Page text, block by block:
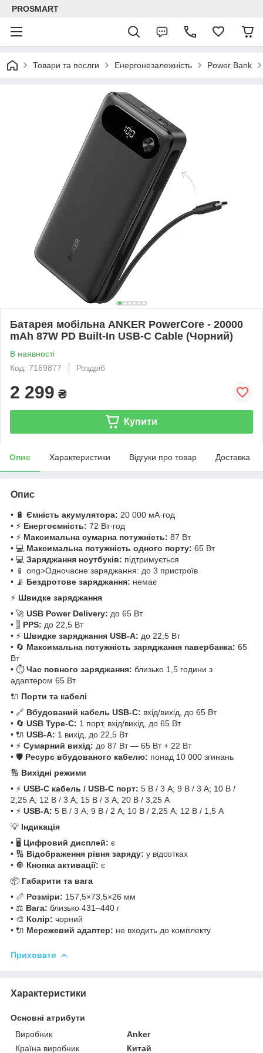
PROSMART
Товари та послги Енергонезалежність Power Bank
Батарея мобільна ANKER PowerCore - 20000
mAh 87W PD Built-In USB-C Cable (Чорний)
В наявності
Код: 7169877
Роздріб
2 299 ₴
Купити
Опис Характеристики Відгуки про товар Доставка
Опис
• 🔋 Ємність акумулятора: 20 000 мА·год
• ⚡ Енергоємність: 72 Вт·год
• ⚡ Максимальна сумарна потужність: 87 Вт
• 💻 Максимальна потужність одного порту: 65 Вт
• 💻 Заряджання ноутбуків: підтримується
• 📱 ong>Одночасне заряджання: до 3 пристроїв
• 📡 Бездротове заряджання: немає
⚡ Швидке заряджання
• 🚀 USB Power Delivery: до 65 Вт
• 🎚️ PPS: до 22,5 Вт
• ⚡ Швидке заряджання USB-A: до 22,5 Вт
• 🔄 Максимальна потужність заряджання павербанка: 65
Вт
• ⏱️Час повного заряджання: близько 1,5 години з
адаптером 65 Вт
🔌 Порти та кабелі
• 🔗 Вбудований кабель USB‑C: вхід/вихід, до 65 Вт
• 🔄 USB Type-C: 1 порт, вхід/вихід, до 65 Вт
• 🔌 USB-A: 1 вихід, до 22,5 Вт
• ⚡ Сумарний вихід: до 87 Вт — 65 Вт + 22 Вт
• 🛡️ Ресурс вбудованого кабелю: понад 10 000 згинань
🔢 Вихідні режими
• ⚡ USB‑C кабель / USB‑C порт: 5 В / 3 А; 9 В / 3 А; 10 В /
2,25 А; 12 В / 3 А; 15 В / 3 А; 20 В / 3,25 А
• ⚡ USB-A: 5 В / 3 А; 9 В / 2 А; 10 В / 2,25 А; 12 В / 1,5 А
💡 Індикація
• 🖥️ Цифровий дисплей: є
• 🔢 Відображення рівня заряду: у відсотках
• 🔘 Кнопка активації: є
📦 Габарити та вага
• 📏 Розміри: 157,5×73,5×26 мм
• ⚖️ Вага: близько 431–440 г
• 🎨 Колір: чорний
• 🔌 Мережевий адаптер: не входить до комплекту
Приховати
Характеристики
Основні атрибути
Виробник
Anker
Країна виробник
Китай